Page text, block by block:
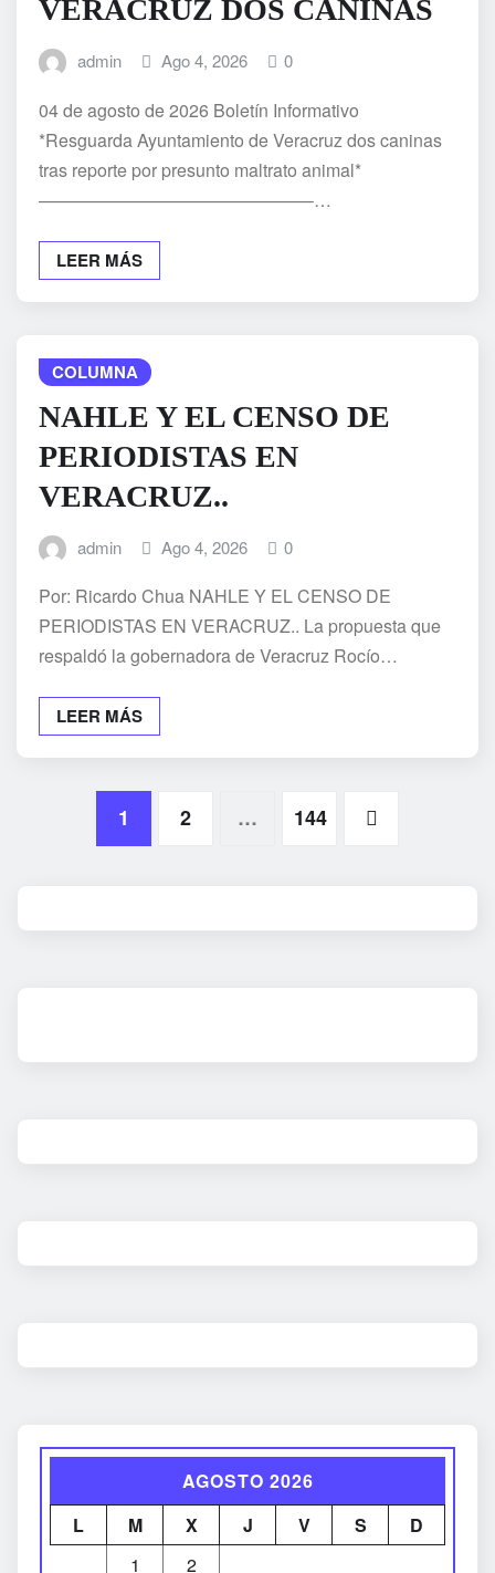
VERACRUZ DOS CANINAS
admin Ago 4, 2026 0
04 de agosto de 2026 Boletín Informativo
*Resguarda Ayuntamiento de Veracruz dos caninas
tras reporte por presunto maltrato animal*
———————————————–…
LEER MÁS
COLUMNA
NAHLE Y EL CENSO DE
PERIODISTAS EN
VERACRUZ..
admin Ago 4, 2026 0
Por: Ricardo Chua NAHLE Y EL CENSO DE
PERIODISTAS EN VERACRUZ.. La propuesta que
respaldó la gobernadora de Veracruz Rocío…
LEER MÁS
Paginación
1 2 … 144
AGOSTO 2026
L
M X J V S
D
1
2